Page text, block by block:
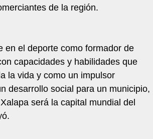
de la región.
en el deporte como formador de
capacidades y habilidades que
la vida y como un impulsor
desarrollo social para un municipio,
será la capital mundial del